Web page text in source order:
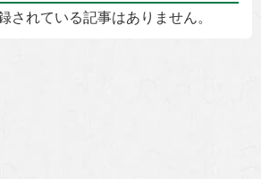
されている記事はありません。